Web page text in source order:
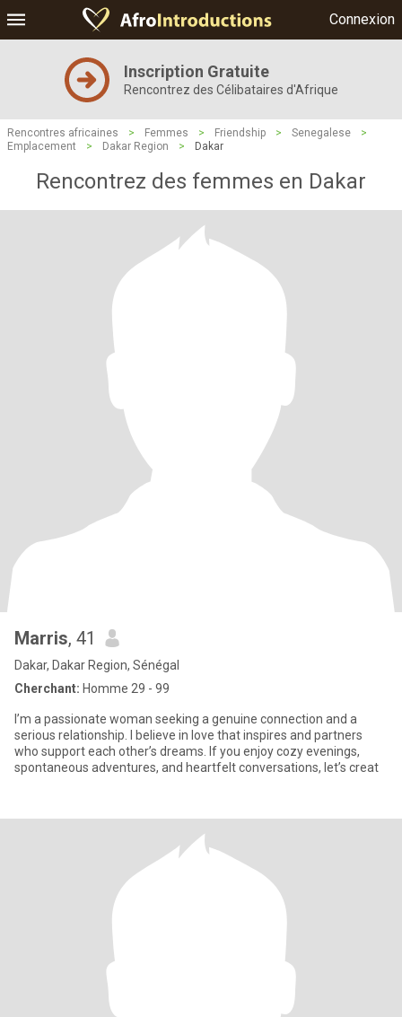
Connexion
Inscription Gratuite
Rencontrez des Célibataires d'Afrique
Rencontres africaines > Femmes > Friendship > Senegalese
>
Emplacement
> Dakar Region > Dakar
Rencontrez des femmes en Dakar
Marris, 41
Dakar, Dakar Region, Sénégal
Cherchant: Homme 29 - 99
I’m a passionate woman seeking a genuine connection and a
serious relationship. I believe in love that inspires and partners
who support each other’s dreams. If you enjoy cozy evenings,
spontaneous adventures, and heartfelt conversations, let’s creat